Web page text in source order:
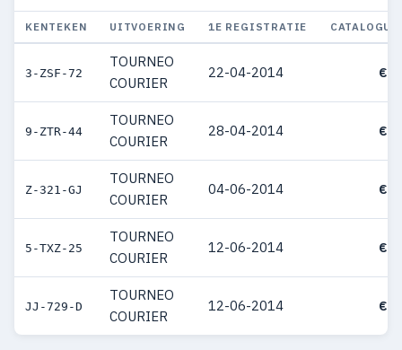
KENTEKEN UITVOERING 1E REGISTRATIE
3-ZSF-72
TOURNEO
COURIER
22-04-2014 €
9-ZTR-44
TOURNEO
COURIER
28-04-2014 €
Z-321-GJ
TOURNEO
COURIER
04-06-2014 €
5-TXZ-25
TOURNEO
COURIER
12-06-2014 €
JJ-729-D
TOURNEO
COURIER
12-06-2014 €